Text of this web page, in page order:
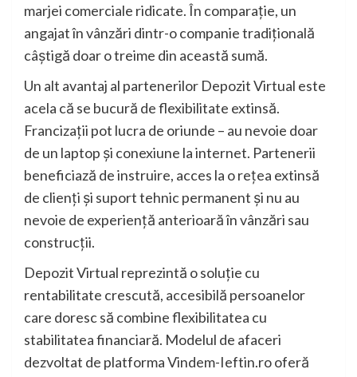
marjei comerciale ridicate. În comparație, un
angajat în vânzări dintr-o companie tradițională
câștigă doar o treime din această sumă.
Un alt avantaj al partenerilor Depozit Virtual este
acela că se bucură de flexibilitate extinsă.
Francizații pot lucra de oriunde – au nevoie doar
de un laptop și conexiune la internet. Partenerii
beneficiază de instruire, acces la o rețea extinsă
de clienți și suport tehnic permanent și nu au
nevoie de experiență anterioară în vânzări sau
construcții.
Depozit Virtual reprezintă o soluție cu
rentabilitate crescută, accesibilă persoanelor
care doresc să combine flexibilitatea cu
stabilitatea financiară. Modelul de afaceri
dezvoltat de platforma Vindem-Ieftin.ro oferă